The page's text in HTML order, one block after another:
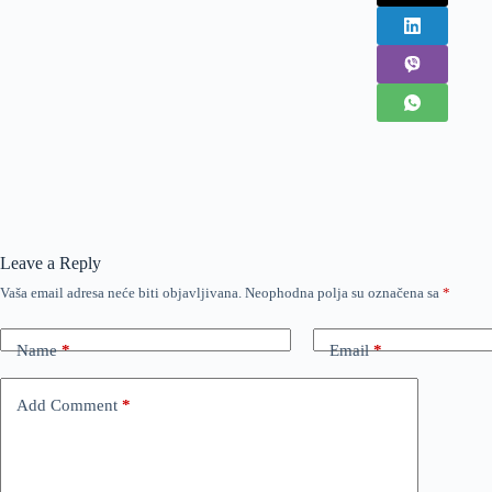
Leave a Reply
Vaša email adresa neće biti objavljivana. Neophodna polja su označena sa *
Name* Email*
Add Comment *